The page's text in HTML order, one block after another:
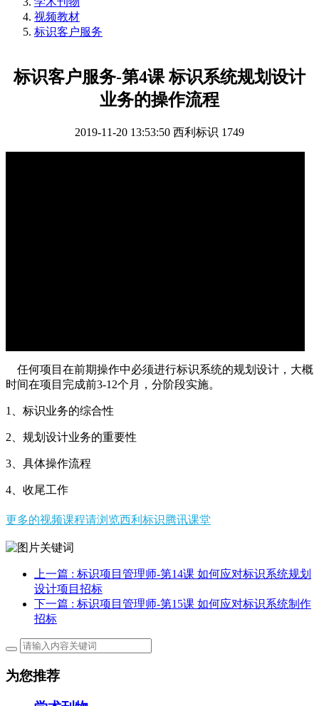
视频教材
标识客户服务
标识客户服务-第4课 标识系统规划设计
业务的操作流程
2019-11-20 13:53:50 西利标识 1749
任何项目在前期操作中必须进行标识系统的规划设计，大概
时间在项目完成前3-12个月，分阶段实施。
1、标识业务的综合性
2、规划设计业务的重要性
3、具体操作流程
4、收尾工作
更多的视频课程请浏览西利标识腾讯课堂
上一篇 : 标识项目管理师-第14课 如何应对标识系统规划
设计项目招标
下一篇 : 标识项目管理师-第15课 如何应对标识系统制作
招标
为您推荐